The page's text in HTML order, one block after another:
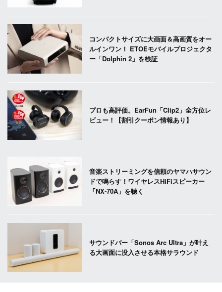
コンパクトサイズに大画面＆高画質をオー
ルインワン！ ETOEモバイルプロジェクタ
ー「Dolphin 2」を検証
プロも高評価。EarFun「Clip2」全方位レ
ビュー！【割引クーポン情報あり】
音楽ストリーミングを信頼のヤマハサウン
ドで鳴らす！ワイヤレスHiFiスピーカー
「NX-70A」を聴く
サウンドバー「Sonos Arc Ultra」が叶え
る大画面に没入させる本格サラウンド